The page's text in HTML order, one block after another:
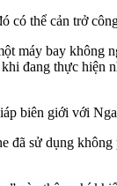
có thể cản trở
máy bay không
đang thực hiện
biên giới với
sử dụng không